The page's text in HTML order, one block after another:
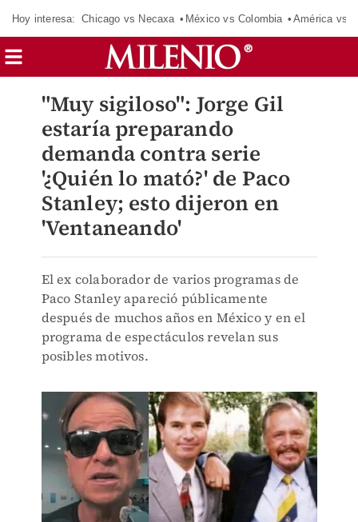
Hoy interesa: Chicago vs Necaxa México vs Colombia América vs
"Muy sigiloso": Jorge Gil
estaría preparando
demanda contra serie
'¿Quién lo mató?' de Paco
Stanley; esto dijeron en
'Ventaneando'
El ex colaborador de varios programas de
Paco Stanley apareció públicamente
después de muchos años en México y en el
programa de espectáculos revelan sus
posibles motivos.